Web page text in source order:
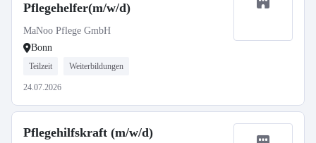
Pflegehelfer(m/w/d)
MaNoo Pflege GmbH
Bonn
Teilzeit Weiterbildungen
24.07.2026
Pflegehilfskraft (m/w/d)